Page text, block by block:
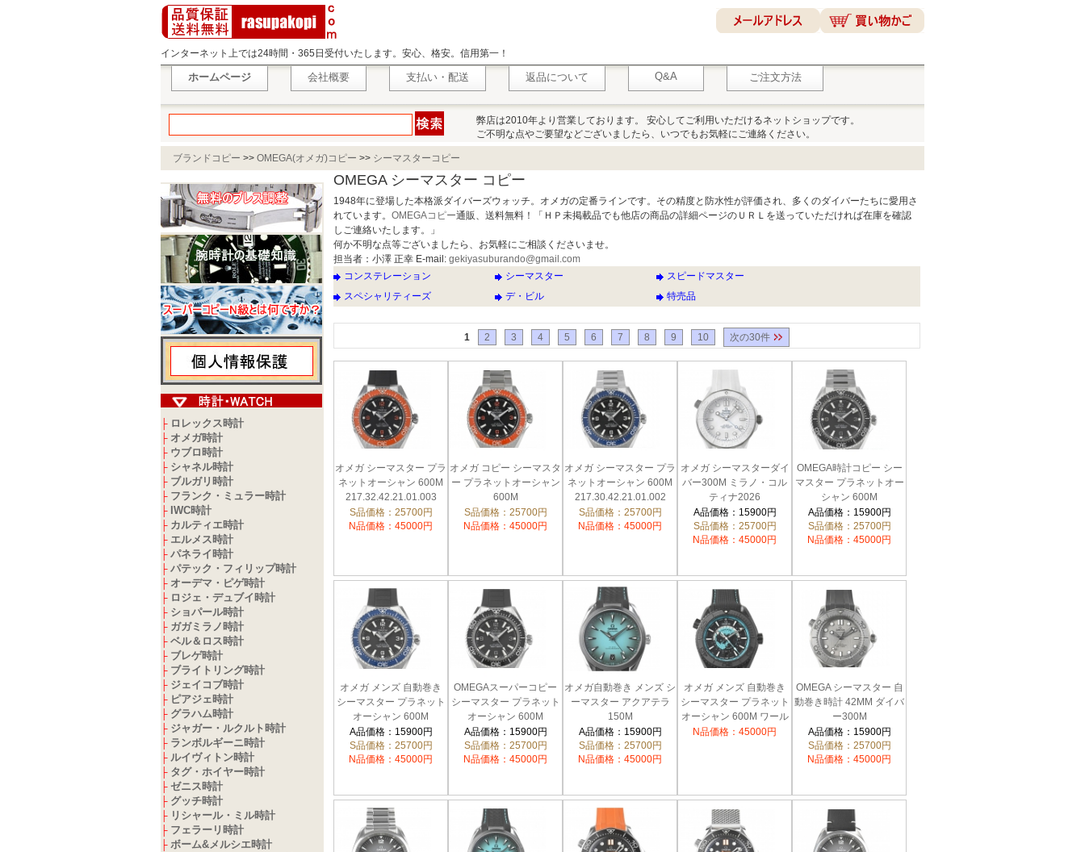
インターネット上では24時間・365日受付いたします。安心、格安。信用第一！
ホームページ 会社概要 支払い・配送 返品について Q&A ご注文方法
弊店は2010年より営業しております。 安心してご利用いただけるネットショップです。
ご不明な点やご要望などございましたら、いつでもお気軽にご連絡ください。
ブランドコピー >> OMEGA(オメガ)コピー >> シーマスターコピー
├ ロレックス時計
├ オメガ時計
├ ウブロ時計
├ シャネル時計
├ ブルガリ時計
├ フランク・ミュラー時計
├ IWC時計
├ カルティエ時計
├ エルメス時計
├ パネライ時計
├ パテック・フィリップ時計
├ オーデマ・ピゲ時計
├ ロジェ・デュブイ時計
├ ショパール時計
├ ガガミラノ時計
├ ベル＆ロス時計
├ ブレゲ時計
├ ブライトリング時計
├ ジェイコブ時計
├ ピアジェ時計
├ グラハム時計
├ ジャガー・ルクルト時計
├ ランボルギーニ時計
├ ルイヴィトン時計
├ タグ・ホイヤー時計
├ ゼニス時計
├ グッチ時計
├ リシャール・ミル時計
├ フェラーリ時計
├ ボーム&メルシエ時計
OMEGA シーマスター コピー
1948年に登場した本格派ダイバーズウォッチ。オメガの定番ラインです。その精度と防水性が評価され、多くのダイバーたちに愛用さ
れています。 OMEGAコピー通販、送料無料！「ＨＰ未掲載品でも他店の商品の詳細ページのＵＲＬを送っていただければ在庫を確認
しご連絡いたします。」
何か不明な点等ございましたら、お気軽にご相談くださいませ。
担当者：小澤 正幸 E-mail: gekiyasuburando@gmail.com
コンステレーション
シーマスター
スピードマスター
スペシャリティーズ
デ・ビル 特売品
1 2 3 4 5 6 7 8 9 10 次の30件
オメガ シーマスター プラ
ネットオーシャン 600M
217.32.42.21.01.003
S品価格：25700円
N品価格：45000円
オメガ コピー シーマスタ
ー プラネットオーシャン
600M
217.30.42.21.01.003
S品価格：25700円
N品価格：45000円
オメガ シーマスター プラ
ネットオーシャン 600M
217.30.42.21.01.002
S品価格：25700円
N品価格：45000円
オメガ シーマスターダイ
バー300M ミラノ・コル
ティナ2026
522.92.44.20.04.001
A品価格：15900円
S品価格：25700円
N品価格：45000円
OMEGA時計コピー シー
マスター プラネットオー
シャン 600M
217.30.42.21.01.001
A品価格：15900円
S品価格：25700円
N品価格：45000円
オメガ メンズ 自動巻き
シーマスター プラネット
オーシャン 600M
217.32.42.21.01.002
A品価格：15900円
S品価格：25700円
N品価格：45000円
OMEGAスーパーコピー
シーマスター プラネット
オーシャン 600M
217.32.42.21.01.001
A品価格：15900円
S品価格：25700円
N品価格：45000円
オメガ自動巻き メンズ シ
ーマスター アクアテラ
150M
220.32.41.21.03.001
A品価格：15900円
S品価格：25700円
N品価格：45000円
オメガ メンズ 自動巻き
シーマスター プラネット
オーシャン 600M ワール
ドタイマー
N品価格：45000円
OMEGA シーマスター 自
動巻き時計 42MM ダイバ
ー300M
210.32.42.20.06.002
A品価格：15900円
S品価格：25700円
N品価格：45000円